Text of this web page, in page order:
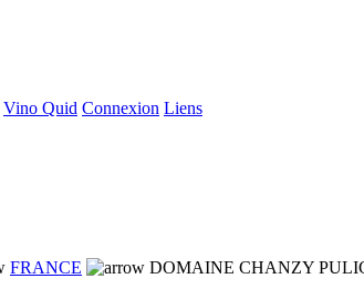
Vino Quid Connexion Liens
FRANCE DOMAINE CHANZY